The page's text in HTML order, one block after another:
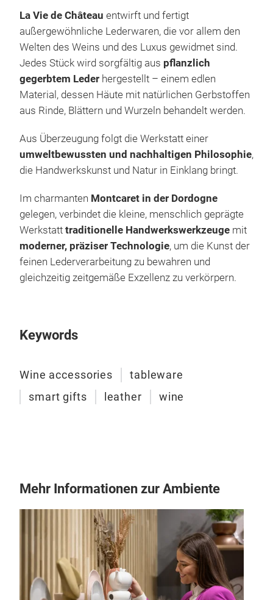
La Vie de Château entwirft und fertigt
außergewöhnliche Lederwaren, die vor allem den
Welten des Weins und des Luxus gewidmet sind.
Jedes Stück wird sorgfältig aus pflanzlich
gegerbtem Leder hergestellt – einem edlen
Material, dessen Häute mit natürlichen Gerbstoffen
aus Rinde, Blättern und Wurzeln behandelt werden.
Aus Überzeugung folgt die Werkstatt einer
umweltbewussten und nachhaltigen Philosophie,
die Handwerkskunst und Natur in Einklang bringt.
Im charmanten Montcaret in der Dordogne
gelegen, verbindet die kleine, menschlich geprägte
Werkstatt traditionelle Handwerkswerkzeuge mit
moderner, präziser Technologie, um die Kunst der
feinen Lederverarbeitung zu bewahren und
gleichzeitig zeitgemäße Exzellenz zu verkörpern.
Keywords
Wine accessories
tableware
smart gifts
leather wine
Mehr Informationen zur Ambiente